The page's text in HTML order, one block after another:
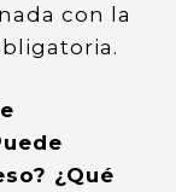
con la
¿Qué